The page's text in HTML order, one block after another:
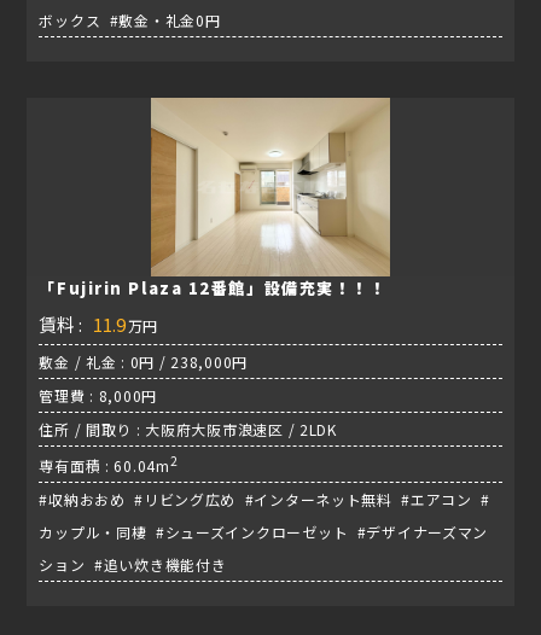
ボックス #敷金・礼金0円
「Fujirin Plaza 12番館」設備充実！！！
賃料 : 11.9万円
敷金 / 礼金 : 0円 / 238,000円
管理費 : 8,000円
住所 / 間取り : 大阪府大阪市浪速区 / 2LDK
専有面積 : 60.04m2
#収納おおめ #リビング広め #インターネット無料 #エアコン #
カップル・同棲 #シューズインクローゼット #デザイナーズマン
ション #追い炊き機能付き